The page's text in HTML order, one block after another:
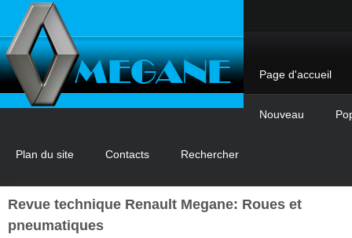
Page d'accueil
Nouveau
Plan du site Contacts Rechercher
Revue technique Renault Megane: Roues et
pneumatiques